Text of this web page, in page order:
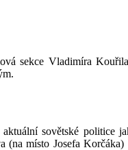
sekce Vladimíra
sovětské politice
místo Josefa